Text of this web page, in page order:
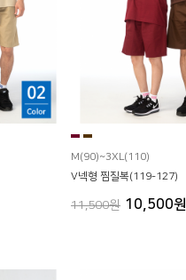
M(90)~3XL(110)
V넥형 찜질복(119-127)
11,500원 10,500원